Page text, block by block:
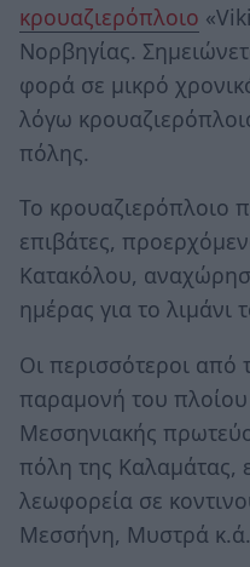
κρουαζιερόπλοιο
Νορβηγίας.
φορά σε μικρό
λόγω
πόλης.
Το κρουαζιερόπλοιο
επιβάτες,
Κατακόλου,
ημέρας για το λιμάνι
Οι περισσότεροι από
παραμονή του πλοίου
Μεσσηνιακής
πόλη της Καλαμάτας,
λεωφορεία σε
Μεσσήνη, Μυστρά